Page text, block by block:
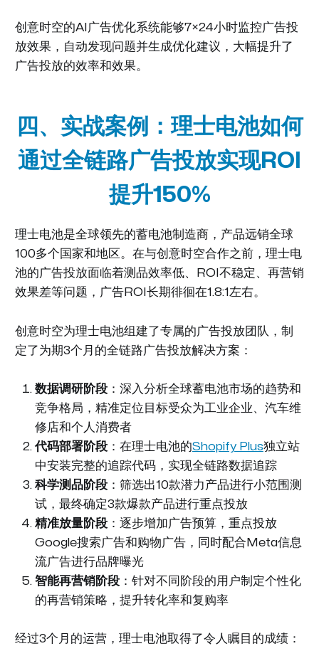
创意时空的AI广告优化系统能够7×24小时监控广告投
放效果，自动发现问题并生成优化建议，大幅提升了
广告投放的效率和效果。
四、实战案例：理士电池如何
通过全链路广告投放实现ROI
提升150%
理士电池是全球领先的蓄电池制造商，产品远销全球
100多个国家和地区。在与创意时空合作之前，理士电
池的广告投放面临着测品效率低、ROI不稳定、再营销
效果差等问题，广告ROI长期徘徊在1.8:1左右。
创意时空为理士电池组建了专属的广告投放团队，制
定了为期3个月的全链路广告投放解决方案：
数据调研阶段：深入分析全球蓄电池市场的趋势和
竞争格局，精准定位目标受众为工业企业、汽车维
修店和个人消费者
代码部署阶段：在理士电池的Shopify Plus独立站
中安装完整的追踪代码，实现全链路数据追踪
科学测品阶段：筛选出10款潜力产品进行小范围测
试，最终确定3款爆款产品进行重点投放
精准放量阶段：逐步增加广告预算，重点投放
Google搜索广告和购物广告，同时配合Meta信息
流广告进行品牌曝光
智能再营销阶段：针对不同阶段的用户制定个性化
的再营销策略，提升转化率和复购率
经过3个月的运营，理士电池取得了令人瞩目的成绩：